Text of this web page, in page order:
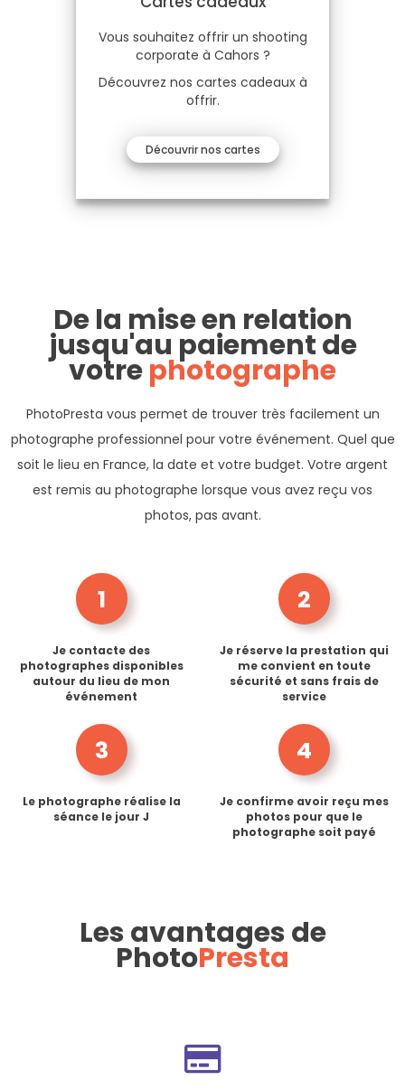
Vous souhaitez offrir un shooting
corporate à Cahors ?
Découvrez nos cartes cadeaux à
offrir.
Découvrir nos cartes
De la mise en relation
jusqu'au paiement de
votrephotographe
PhotoPresta vous permet de trouver très facilement un
photographe professionnel pour votre événement. Quel que
soit le lieu en France, la date et votre budget. Votre argent
est remis au photographe lorsque vous avez reçu vos
photos, pas avant.
1
Je contacte des
photographes disponibles
autour du lieu de mon
événement
2
Je réserve la prestation qui
me convient en toute
sécurité et sans frais de
service
3
Le photographe réalise la
séance le jour J
4
Je confirme avoir reçu mes
photos pour que le
photographe soit payé
Les avantages de
PhotoPresta